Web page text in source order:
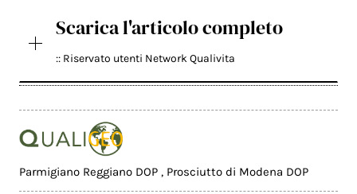
Scarica l'articolo completo
:: Riservato utenti Network Qualivita
Parmigiano Reggiano DOP , Prosciutto di Modena DOP